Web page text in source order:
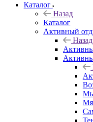
Каталог
Назад
Каталог
Активный
Назад